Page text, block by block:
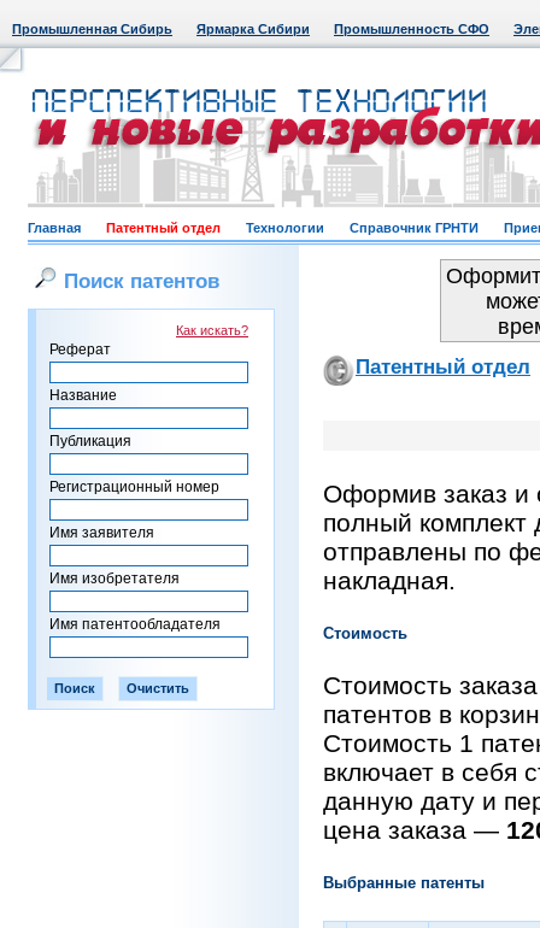
Промышленная Сибирь Ярмарка Сибири Промышленность СФО
Главная Патентный отдел Технологии Справочник ГРНТИ
Поиск патентов
Как искать?
Реферат
Название
Публикация
Регистрационный номер
Имя заявителя
Имя изобретателя
Имя патентообладателя
Патентный отдел
Оформив заказ и
полный комплект
отправлены по
накладная.
Стоимость
Стоимость
патентов в
Стоимость 1
включает в себя
данную дату и
цена заказа —
Выбранные патенты